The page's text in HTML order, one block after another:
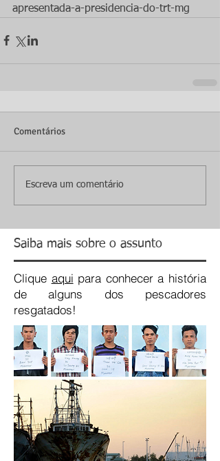
apresentada-a-presidencia-do-trt-mg
Comentários
Escreva um comentário
Saiba mais sobre o assunto
Clique aqui para conhecer a história
de alguns dos pescadores
resgatados!